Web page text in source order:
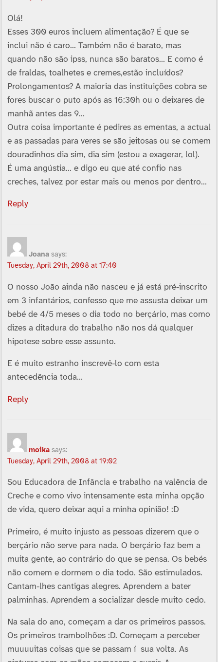
Olá!
Esses 300 euros incluem alimentação? É que se
inclui não é caro… Também não é barato, mas
quando não são ipss, nunca são baratos… E como é
de fraldas, toalhetes e cremes,estão incluí­dos?
Prolongamentos? A maioria das instituições cobra se
fores buscar o puto após as 16:30h ou o deixares de
manhã antes das 9…
Outra coisa importante é pedires as ementas, a actual
e as passadas para veres se são jeitosas ou se comem
douradinhos dia sim, dia sim (estou a exagerar, lol).
É uma angústia… e digo eu que até confio nas
creches, talvez por estar mais ou menos por dentro…
Reply
Joana says:
Tuesday, April 29th, 2008 at 17:40
O nosso João ainda não nasceu e já está pré-inscrito
em 3 infantários, confesso que me assusta deixar um
bebé de 4/5 meses o dia todo no berçário, mas como
dizes a ditadura do trabalho não nos dá qualquer
hipotese sobre esse assunto.
E é muito estranho inscrevê-lo com esta
antecedência toda…
Reply
moika says:
Tuesday, April 29th, 2008 at 19:02
Sou Educadora de Infância e trabalho na valência de
Creche e como vivo intensamente esta minha opção
de vida, quero deixar aqui a minha opinião! :D
Primeiro, é muito injusto as pessoas dizerem que o
berçário não serve para nada. O berçário faz bem a
muita gente, ao contrário do que se pensa. Os bebés
não comem e dormem o dia todo. São estimulados.
Cantam-lhes cantigas alegres. Aprendem a bater
palminhas. Aprendem a socializar desde muito cedo.
Na sala do ano, começam a dar os primeiros passos.
Os primeiros trambolhões :D. Começam a perceber
muuuuitas coisas que se passam í sua volta. As